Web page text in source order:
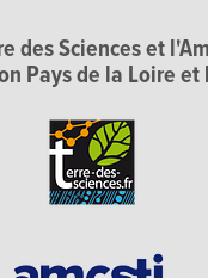
des Sciences et
Pays de la Loire et